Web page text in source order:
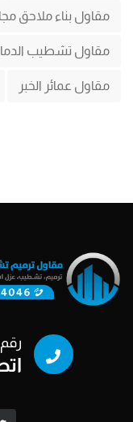
مقاول بناء ملاحق
مقاول تشطيب
مقاول عمائر الخبر